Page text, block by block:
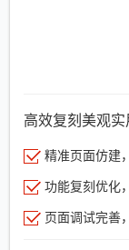
高效复刻美观
精准页面仿建
功能复刻优化
页面调试完善